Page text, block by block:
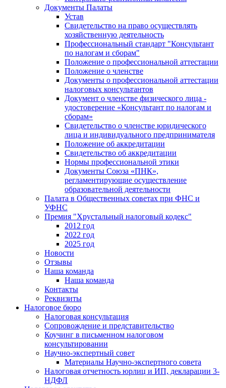
Документы Палаты
Устав
Свидетельство на право осуществлять
хозяйственную деятельность
Профессиональный стандарт "Консультант
по налогам и сборам"
Положение о профессиональной аттестации
Положение о членстве
Документы о профессиональной аттестации
налоговых консультантов
Документ о членстве физического лица -
удостоверение «Консультант по налогам и
сборам»
Свидетельство о членстве юридического
лица и индивидуального предпринимателя
Положение об аккредитации
Свидетельство об аккредитации
Нормы профессиональной этики
Документы Союза «ПНК»,
регламентирующие осуществление
образовательной деятельности
Палата в Общественных советах при ФНС и
УФНС
Премия "Хрустальный налоговый кодекс"
2012 год
2022 год
2025 год
Новости
Отзывы
Наша команда
Наша команда
Контакты
Реквизиты
Налоговое бюро
Налоговая консультация
Cопровождение и представительство
Коучинг в письменном налоговом
консультировании
Научно-экспертный совет
Материалы Научно-экспертного совета
Налоговая отчетность юрлиц и ИП, декларации 3-
НДФЛ